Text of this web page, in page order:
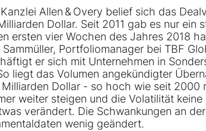
Allen & Overy belief sich das
Dollar. Seit 2011 gab es nur ein
ersten vier Wochen des Jahres 2018
Portfoliomanager bei TBF
er sich mit Unternehmen in
liegt das Volumen angekündigter
Dollar - so hoch wie seit 2000
weiter steigen und die Volatilität keine
verändert. Die Schwankungen an
wenig geändert.